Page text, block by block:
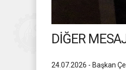
DİĞER
24.07.2026 - Başkan